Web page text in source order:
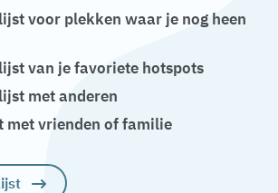
voor plekken waar je nog heen
van je favoriete hotspots
met anderen
met vrienden of familie